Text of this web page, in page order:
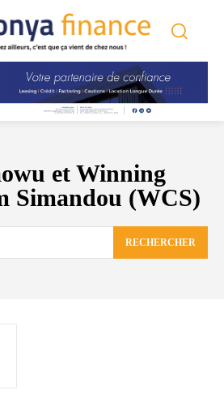
et Winning
Simandou (WCS)
RECHERCHER